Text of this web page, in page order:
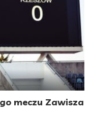
meczu Zawisza